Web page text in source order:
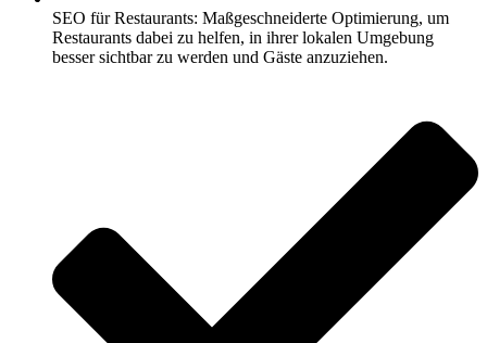
SEO für Restaurants: Maßgeschneiderte Optimierung, um
Restaurants dabei zu helfen, in ihrer lokalen Umgebung
besser sichtbar zu werden und Gäste anzuziehen.